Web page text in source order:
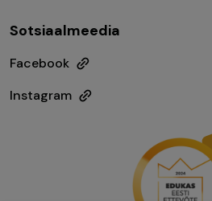
Sotsiaalmeedia
Facebook
Instagram